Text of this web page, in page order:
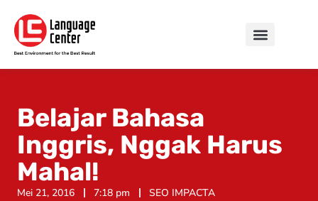
Belajar Bahasa
Inggris, Nggak Harus
Mahal!
Mei 21, 2016 7:18 pm SEO IMPACTA